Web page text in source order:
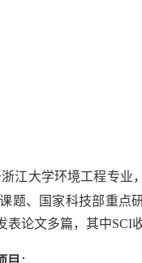
江大学环境工程专
、国家科技部重点研
表论文多篇，其中SCI